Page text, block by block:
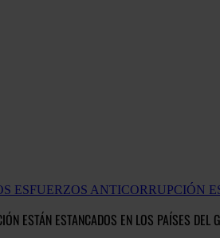
ESFUERZOS ANTICORRUPCIÓN
ESTÁN ESTANCADOS EN LOS PAÍSES DEL